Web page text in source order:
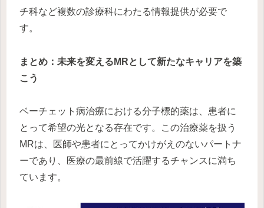
チ科など複数の診療科にわたる情報提供が必要で
す。
まとめ：未来を変えるMRとして新たなキャリアを築
こう
ベーチェット病治療における分子標的薬は、患者に
とって希望の光となる存在です。この治療薬を扱う
MRは、医師や患者にとってかけがえのないパートナ
ーであり、医療の最前線で活躍するチャンスに満ち
ています。